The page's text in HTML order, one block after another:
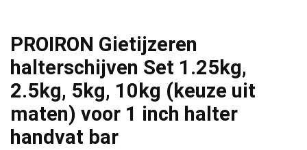
PROIRON Gietijzeren
halterschijven Set 1.25kg,
2.5kg, 5kg, 10kg (keuze uit
maten) voor 1 inch halter
handvat bar